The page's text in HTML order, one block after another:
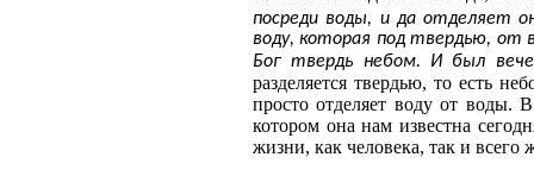
посреди воды, и да отделяет
воду, которая под твердью, от
Бог твердь небом. И был
разделяется твердью, то есть
просто отделяет воду от воды.
котором она нам известна
жизни, как человека, так и всего